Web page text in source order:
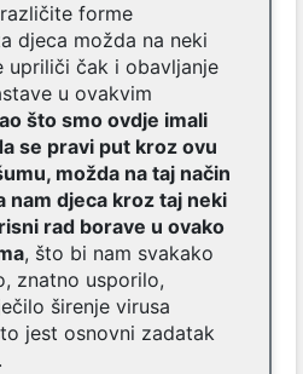
forme
djeca možda na neki
upriliči čak i obavljanje
u ovakvim
što smo ovdje imali
se pravi put kroz ovu
možda na taj način
nam djeca kroz taj neki
rad borave u ovako
, što bi nam svakako
znatno usporilo,
širenje virusa
jest osnovni zadatak